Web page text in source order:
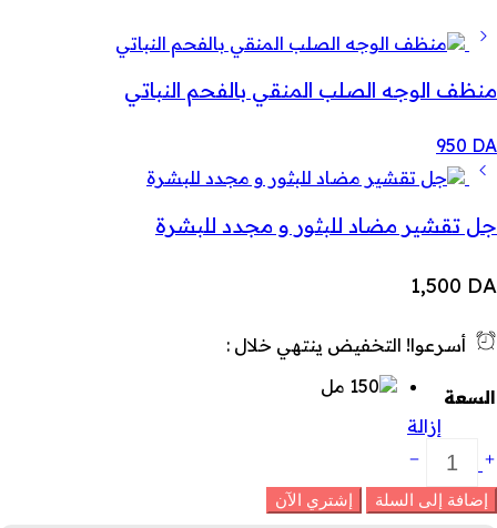
منظف ​​الوجه الصلب المنقي بالفحم النباتي
950 DA
جل تقشير مضاد للبثور و مجدد للبشرة
1,500 DA
أسرعوا! التخفيض ينتهي خلال :
السعة
إزالة
كريم
مطهر
للبشرة
إضافة إلى السلة إشتري الآن